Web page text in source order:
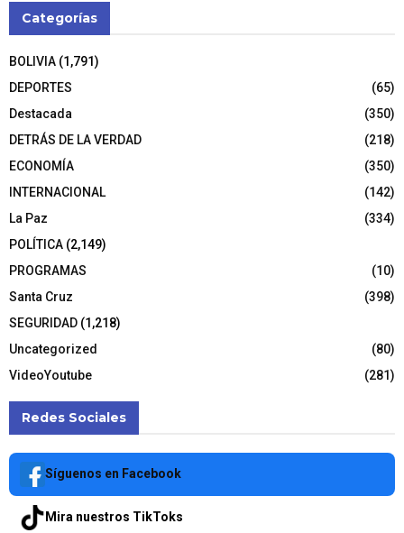
Categorías
BOLIVIA (1,791)
DEPORTES
(65)
Destacada
(350)
DETRÁS DE LA VERDAD
(218)
ECONOMÍA
(350)
INTERNACIONAL
(142)
La Paz
(334)
POLÍTICA (2,149)
PROGRAMAS
(10)
Santa Cruz
(398)
SEGURIDAD (1,218)
Uncategorized
(80)
VideoYoutube
(281)
Redes Sociales
Síguenos en Facebook
Mira nuestros TikToks